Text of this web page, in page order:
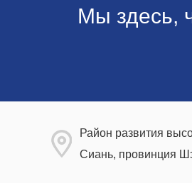
Мы здесь,
Район развития
Сиань, провинция